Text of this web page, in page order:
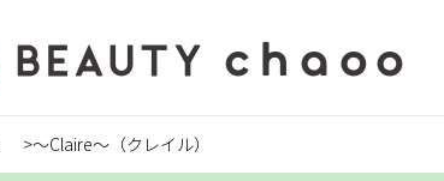
～Claire～（クレイル）